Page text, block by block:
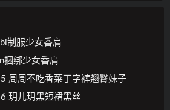
制服少女香肩
捆绑少女香肩
周周不吃香菜丁字裤翘臀妹子
玥儿玥黑短裙黑丝